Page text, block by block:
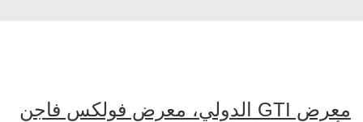
معرض GTI الدولي، معرض فولكس فاجن